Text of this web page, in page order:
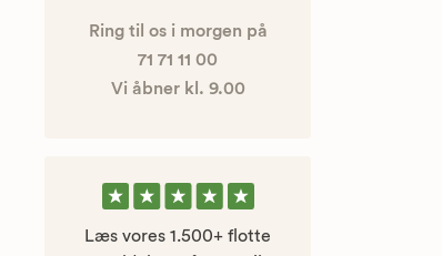
Ring til os i morgen på
71 71 11 00
Vi åbner kl. 9.00
Læs vores 1.500+ flotte